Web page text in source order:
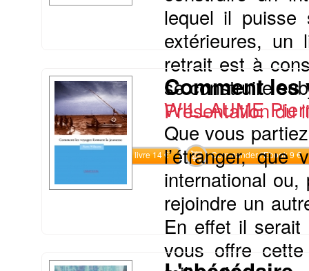
lequel il
extérieures, un
retrait est à
se construire
Présentation du
Commander le livre 14 € Commander l'Ebook 9 €
Comment les
WILLAUME
Que vous
l’étranger, que
international
rejoindre un
En effet il
vous offre